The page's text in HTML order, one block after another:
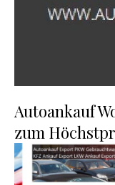
Autoankauf
zum